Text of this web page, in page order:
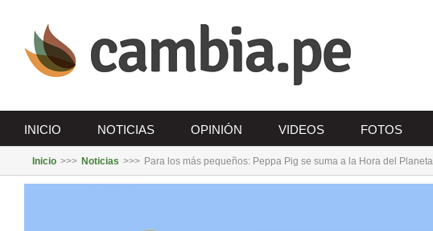
contenido
INICIO NOTICIAS OPINIÓN VIDEOS FOTOS
Inicio >>> Noticias >>> Para los más pequeños: Peppa Pig se suma a la Hora del Planeta